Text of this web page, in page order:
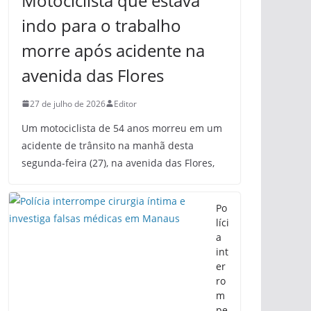
indo para o trabalho
morre após acidente na
avenida das Flores
27 de julho de 2026 Editor
Um motociclista de 54 anos morreu em um
acidente de trânsito na manhã desta
segunda-feira (27), na avenida das Flores,
Po
líci
a
int
er
ro
m